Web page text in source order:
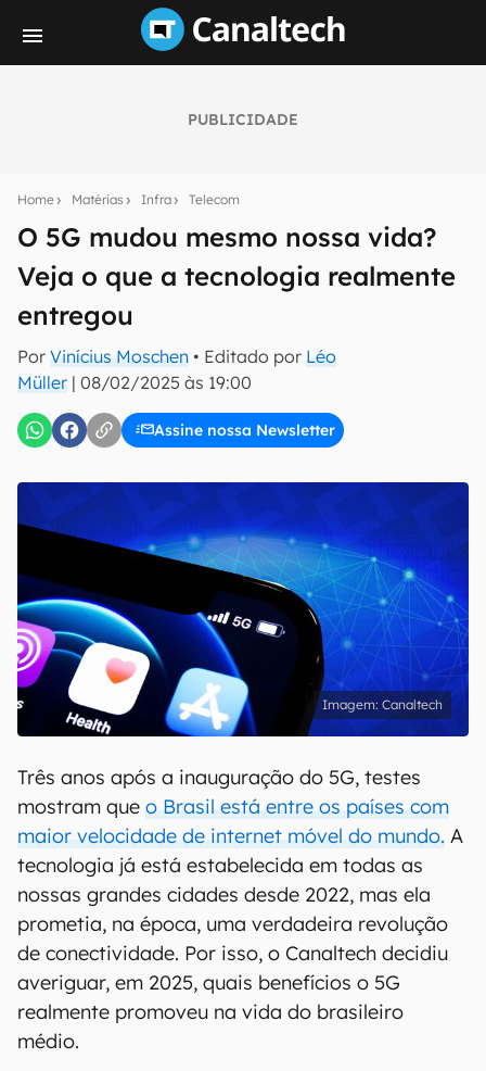
PUBLICIDADE
Home Matérias Infra Telecom
O 5G mudou mesmo nossa vida?
Veja o que a tecnologia realmente
entregou
Por Vinícius Moschen • Editado por Léo
Müller | 08/02/2025 às 19:00
Assine nossa Newsletter
notícias e reviews sobre tecnologia em primeira
mão.
E-mail
inscreva-se
Confirmo que li, aceito e concordo com os Termos de
Uso e Política de Privacidade do Canaltech.
Canaltech
Três anos após a inauguração do 5G, testes
mostram que o Brasil está entre os países com
maior velocidade de internet móvel do mundo. A
tecnologia já está estabelecida em todas as
nossas grandes cidades desde 2022, mas ela
prometia, na época, uma verdadeira revolução
de conectividade. Por isso, o Canaltech decidiu
averiguar, em 2025, quais benefícios o 5G
realmente promoveu na vida do brasileiro
médio.